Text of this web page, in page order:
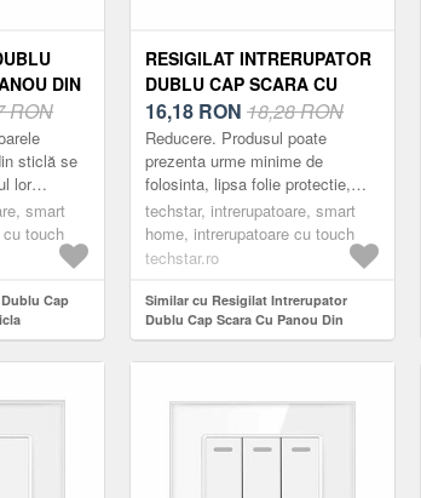
DIN
220V,
CU 2
RON
sticlă se
lor
fabricate
smart
cu touch
Cap
01, 220V,
2 Module
RESIGILAT INTRERUPATOR
DUBLU CAP SCARA CU
PANOU DIN STICLA
SECURIZATA TECHSTAR®
TGS 01, 220V, 16A, 86 X 86
MM, ALB, CU 2 MODULE
16,18 RON 18,28 RON
Reducere. Produsul poate
prezenta urme minime de
folosinta, lipsa folie protectie,
cutie deteriorata/lipsa, usoare
zgarieturi etc. Întrerupătoarele
Techstar ...
techstar, intrerupatoare, smart
home, intrerupatoare cu touch
techstar.ro
Similar cu Resigilat Intrerupator
Dublu Cap Scara Cu Panou Din
Sticla Securizata Techstar® TGS 01,
220V, 16A, 86 X 86 Mm, Alb, cu 2